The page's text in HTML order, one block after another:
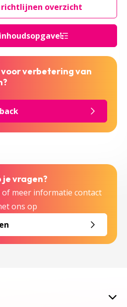
overzicht
voor verbetering van
je vragen?
meer informatie contact
ons op